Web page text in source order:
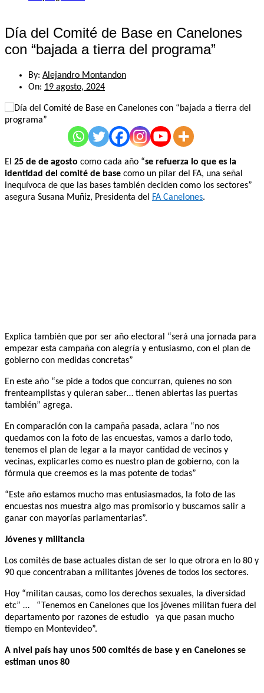
Día del Comité de Base en Canelones
con “bajada a tierra del programa”
By: Alejandro Montandon
On: 19 agosto, 2024
El 25 de de agosto como cada año “se refuerza lo que es la
identidad del comité de base como un pilar del FA, una señal
inequívoca de que las bases también deciden como los sectores”
asegura Susana Muñiz, Presidenta del
FA Canelones.
Explica también que por ser año electoral “será una jornada para
empezar esta campaña con alegría y entusiasmo, con el plan de
gobierno con medidas concretas”
En este año “se pide a todos que concurran, quienes no son
frenteamplistas y quieran saber… tienen abiertas las puertas
también” agrega.
En comparación con la campaña pasada, aclara “no nos
quedamos con la foto de las encuestas, vamos a darlo todo,
tenemos el plan de legar a la mayor cantidad de vecinos y
vecinas, explicarles como es nuestro plan de gobierno, con la
fórmula que creemos es la mas potente de todas”
“Este año estamos mucho mas entusiasmados, la foto de las
encuestas nos muestra algo mas promisorio y buscamos salir a
ganar con mayorías parlamentarias”.
Jóvenes y militancia
Los comités de base actuales distan de ser lo que otrora en lo 80 y
90 que concentraban a militantes jóvenes de todos los sectores.
Hoy “militan causas, como los derechos sexuales, la diversidad
etc” … “Tenemos en Canelones que los jóvenes militan fuera del
departamento por razones de estudio ya que pasan mucho
tiempo en Montevideo”.
A nivel país hay unos 500 comités de base y en Canelones se
estiman unos 80